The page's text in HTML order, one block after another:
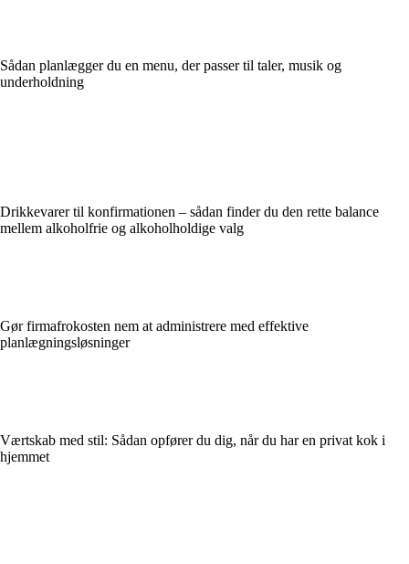
Sådan planlægger du en menu, der passer til taler, musik og
underholdning
Drikkevarer til konfirmationen – sådan finder du den rette balance
mellem alkoholfrie og alkoholholdige valg
Gør firmafrokosten nem at administrere med effektive
planlægningsløsninger
Værtskab med stil: Sådan opfører du dig, når du har en privat kok i
hjemmet